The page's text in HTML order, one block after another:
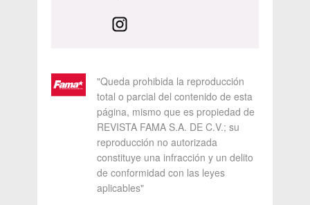
"Queda prohibida la reproducción
total o parcial del contenido de esta
página, mismo que es propiedad de
REVISTA FAMA S.A. DE C.V.; su
reproducción no autorizada
constituye una infracción y un delito
de conformidad con las leyes
aplicables"